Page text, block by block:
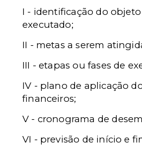
I - identificação do objeto
executado;
II - metas a serem
III - etapas ou fases de
IV - plano de aplicação
financeiros;
V - cronograma de
VI - previsão de início e